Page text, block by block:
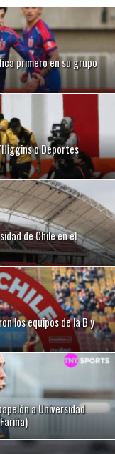
primero en su grupo
o Deportes
de Chile en el
los equipos de la B y
a Universidad